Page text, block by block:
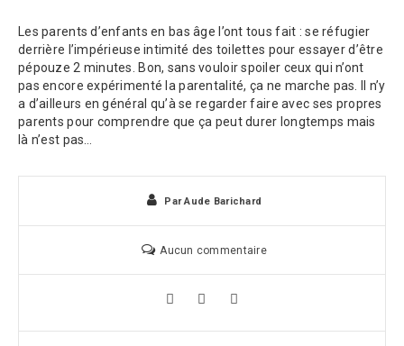
Les parents d’enfants en bas âge l’ont tous fait : se réfugier
derrière l’impérieuse intimité des toilettes pour essayer d’être
pépouze 2 minutes. Bon, sans vouloir spoiler ceux qui n’ont
pas encore expérimenté la parentalité, ça ne marche pas. Il n’y
a d’ailleurs en général qu’à se regarder faire avec ses propres
parents pour comprendre que ça peut durer longtemps mais
là n’est pas…
ParAude Barichard
Aucun commentaire